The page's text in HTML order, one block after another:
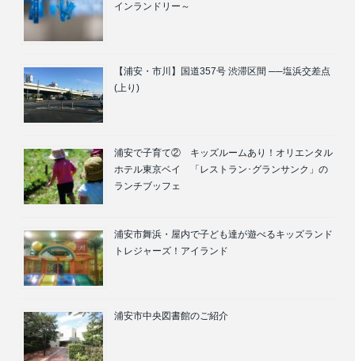
インランドリー～
【浦安・市川】国道357号 渋滞区間 ──塩浜交差点
(上り)
浦安で子育て② キッズルームあり！オリエンタル
ホテル東京ベイ 「レストラン･グランサンク」の
ランチブッフェ
浦安市舞浜・屋内で子ども達が遊べるキッズランド
トレジャーズ！アイランド
浦安市中央図書館のご紹介